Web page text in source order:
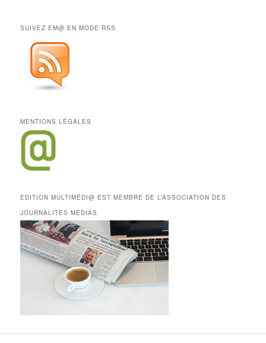
SUIVEZ EM@ EN MODE RSS
MENTIONS LÉGALES
EDITION MULTIMÉDI@ EST MEMBRE DE L’ASSOCIATION DES
JOURNALITES MÉDIAS